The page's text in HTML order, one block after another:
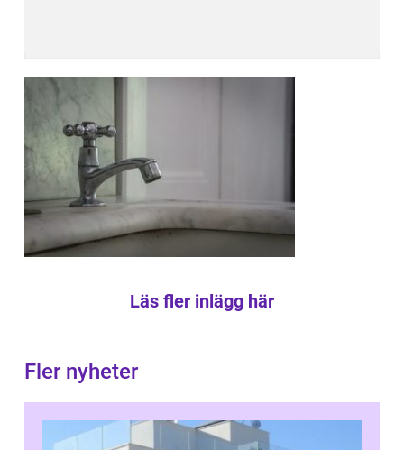
Läs fler inlägg här
Fler nyheter